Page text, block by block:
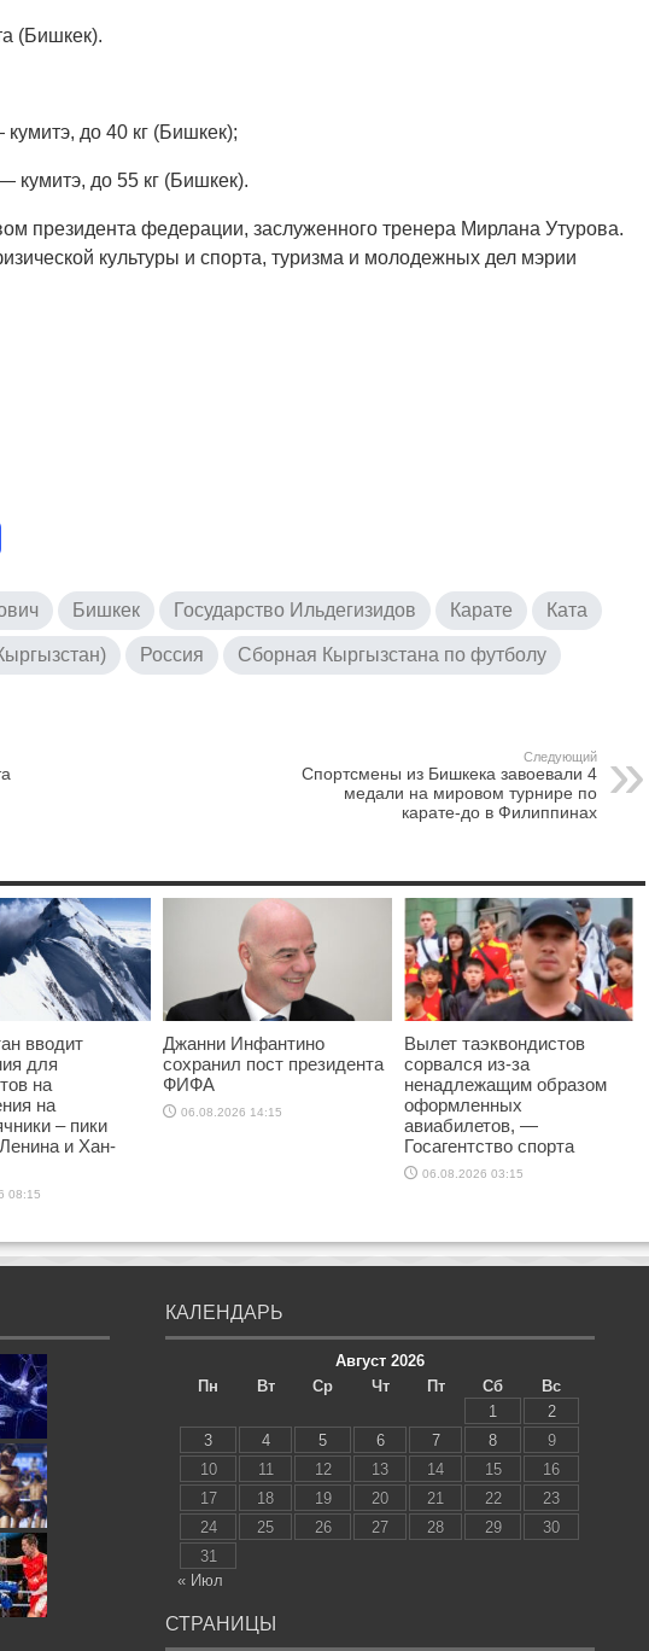
(Бишкек).
до 40 кг (Бишкек);
до 55 кг (Бишкек).
президента федерации, заслуженного тренера Мирлана Утурова.
культуры и спорта, туризма и молодежных дел мэрии
Бишкек Государство Ильдегизидов Карате Ката
Россия Сборная Кыргызстана по футболу
Следующий
Спортсмены из Бишкека завоевали 4
медали на мировом турнире по
карате-до в Филиппинах
вводит
для
на
на
– пики
и Хан-
08:15
Джанни Инфантино
сохранил пост президента
ФИФА
06.08.2026 14:15
Вылет таэквондистов
сорвался из-за
ненадлежащим образом
оформленных
авиабилетов, —
Госагентство спорта
06.08.2026 03:15
КАЛЕНДАРЬ
Август 2026
Пн
Вт Ср Чт Пт Сб
Вс
1
2
3
4 5 6 7 8
9
10
11 12 13 14 15
16
17
18 19 20 21 22
23
24
25 26 27 28 29
30
31
« Июл
СТРАНИЦЫ